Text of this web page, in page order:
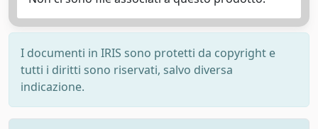
I documenti in IRIS sono protetti da copyright e
tutti i diritti sono riservati, salvo diversa
indicazione.